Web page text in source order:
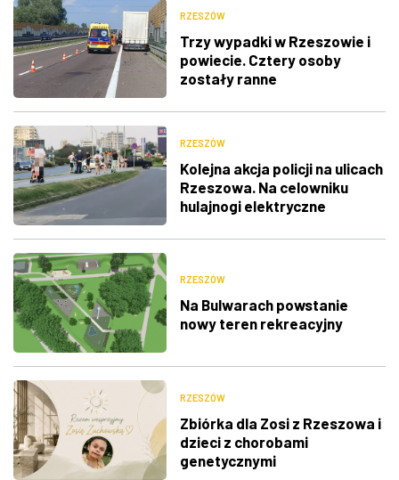
RZESZÓW
Trzy wypadki w Rzeszowie i
powiecie. Cztery osoby
zostały ranne
RZESZÓW
Kolejna akcja policji na ulicach
Rzeszowa. Na celowniku
hulajnogi elektryczne
RZESZÓW
Na Bulwarach powstanie
nowy teren rekreacyjny
RZESZÓW
Zbiórka dla Zosi z Rzeszowa i
dzieci z chorobami
genetycznymi